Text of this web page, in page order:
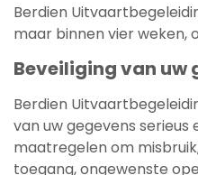
Berdien
maar binnen vier weken,
Beveiliging van uw
Berdien
van uw gegevens
maatregelen om
toegang, ongewenste